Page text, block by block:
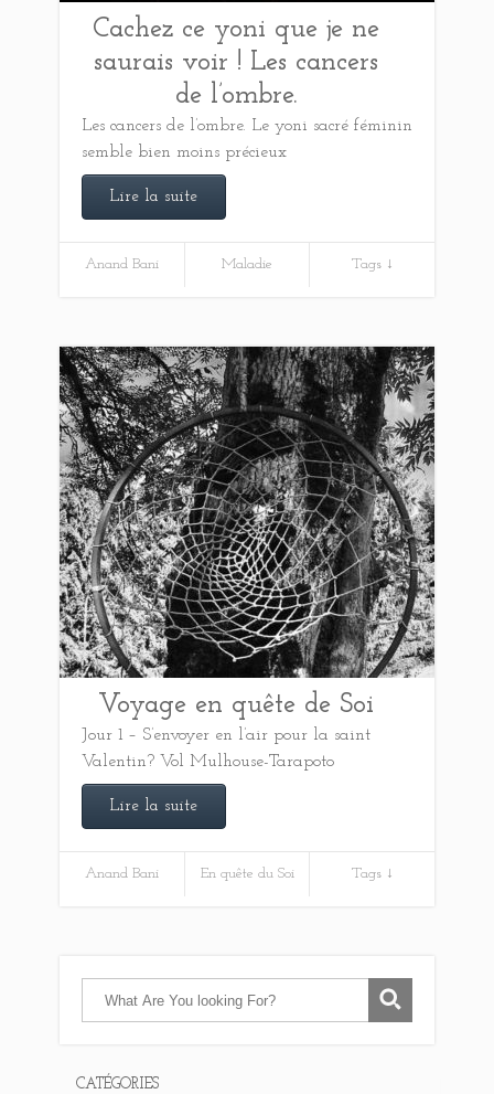
Cachez ce yoni que je ne
saurais voir ! Les cancers
de l’ombre.
Les cancers de l’ombre. Le yoni sacré féminin
semble bien moins précieux
Lire la suite
Anand Bani Maladie Tags ↓
Voyage en quête de Soi
Jour 1 – S’envoyer en l’air pour la saint
Valentin? Vol Mulhouse-Tarapoto
Lire la suite
Anand Bani En quête du Soi Tags ↓
CATÉGORIES